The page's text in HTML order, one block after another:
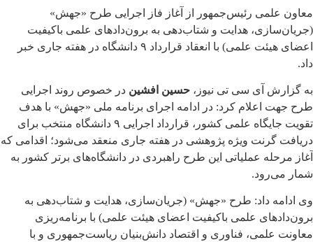
معاون علمی رئیس‌جمهور از آغاز فاز اجرایی طرح «جهش»
(جریان‌سازی، هدایت و شتاب‌دهی به برون‌دادهای علمی باکیفیت
اعضای هیئت علمی) با انعقاد قرارداد ۹ دانشگاه در هفته جاری خبر
داد.
به گزارش آی سی تی نیوز، حسین افشین در خصوص روند اجرایی
طرح جهت اعلام کرد: در ادامه اجرای برنامه ملی «جهش» با هدف
تقویت جایگاه علمی کشور، قرارداد اجرایی ۹ دانشگاه منتخب برای
دریافت گرنت ویژه پژوهشی در هفته جاری منعقد می‌شود؛ اقدامی که
آغاز مرحله عملیاتی این طرح راهبردی در دانشگاه‌های برتر کشور به
شمار می‌رود.
وی ادامه داد: طرح «جهش» (جریان‌سازی، هدایت و شتاب‌دهی به
برون‌دادهای علمی باکیفیت اعضای هیئت علمی) با برنامه‌ریزی
معاونت علمی، فناوری و اقتصاد دانش‌بنیان ریاست‌جمهوری و با